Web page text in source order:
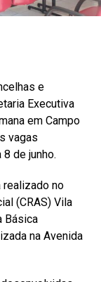
e
Executiva
em Campo
vagas
de junho.
realizado no
(CRAS) Vila
Básica
na Avenida